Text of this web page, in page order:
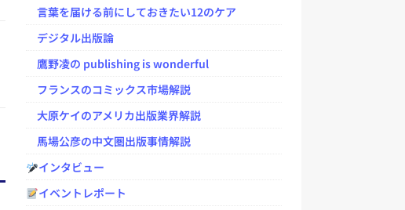
言葉を届ける前にしておきたい12のケア
デジタル出版論
鷹野凌の publishing is wonderful
フランスのコミックス市場解説
大原ケイのアメリカ出版業界解説
馬場公彦の中文圏出版事情解説
インタビュー
イベントレポート